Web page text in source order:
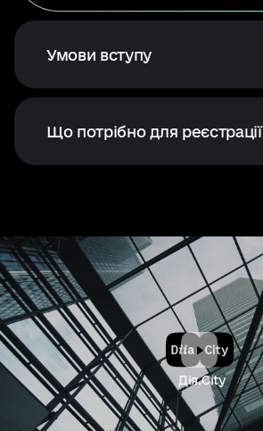
Умови вступу
Що потрібно для реєстрації
Дія.City